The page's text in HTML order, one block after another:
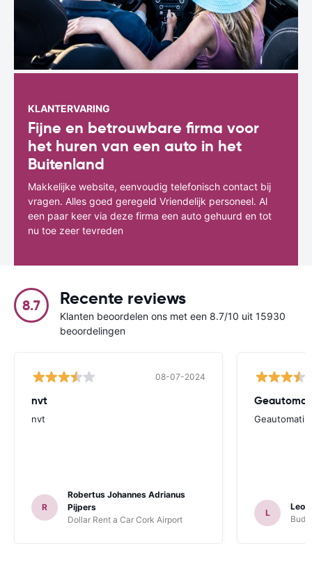
KLANTERVARING
Fijne en betrouwbare firma voor
het huren van een auto in het
Buitenland
Makkelijke website, eenvoudig telefonisch contact bij
vragen. Alles goed geregeld Vriendelijk personeel. Al
een paar keer via deze firma een auto gehuurd en tot
nu toe zeer tevreden
8.7 Recente reviews
Klanten beoordelen ons met een 8.7/10 uit 15930
beoordelingen
08-07-2024
nvt
nvt
R
Robertus Johannes Adrianus
Pijpers
Dollar Rent a Car Cork Airport
L